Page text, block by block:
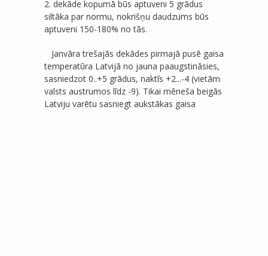
2. dekāde kopumā būs aptuveni 5 grādus
siltāka par normu, nokrišņu daudzums būs
aptuveni 150-180% no tās.
Janvāra trešajās dekādes pirmajā pusē gaisa
temperatūra Latvijā no jauna paaugstināsies,
sasniedzot 0..+5 grādus, naktīs +2...-4 (vietām
valsts austrumos līdz -9). Tikai mēneša beigās
Latviju varētu sasniegt aukstākas gaisa